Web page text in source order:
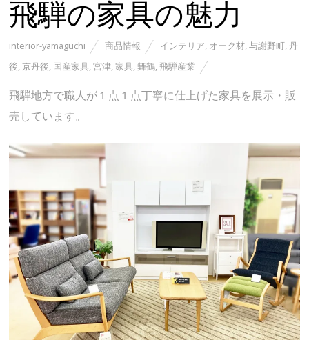
飛騨の家具の魅力
interior-yamaguchi 商品情報 インテリア, オーク材,与謝野町,丹
後,京丹後, 国産家具,宮津,家具,舞鶴,飛騨産業
飛騨地方で職人が１点１点丁寧に仕上げた家具を展示・販
売しています。